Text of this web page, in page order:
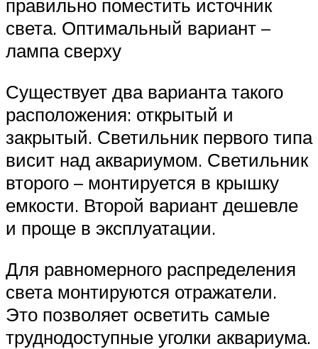
правильно поместить источник
света. Оптимальный вариант –
лампа сверху
Существует два варианта такого
расположения: открытый и
закрытый. Светильник первого типа
висит над аквариумом. Светильник
второго – монтируется в крышку
емкости. Второй вариант дешевле
и проще в эксплуатации.
Для равномерного распределения
света монтируются отражатели.
Это позволяет осветить самые
труднодоступные уголки аквариума.